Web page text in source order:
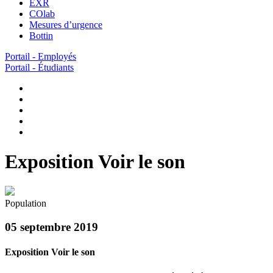
EXR
COlab
Mesures d’urgence
Bottin
Portail - Employés
Portail - Étudiants
Exposition Voir le son
Population
05 septembre 2019
Exposition Voir le son